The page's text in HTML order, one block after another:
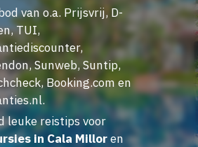
van o.a. Prijsvrij, D-
TUI,
Sunweb, Suntip,
Booking.com en
leuke reistips voor
in Cala Milloren